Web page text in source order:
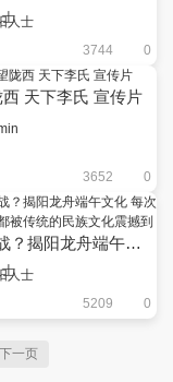
人士
3744 0
天下李氏 宣传片
3652 0
赤壁之战？揭阳龙舟端午文化 每次一次节日都被传统的民族文化震撼到
人士
5209 0
下一页